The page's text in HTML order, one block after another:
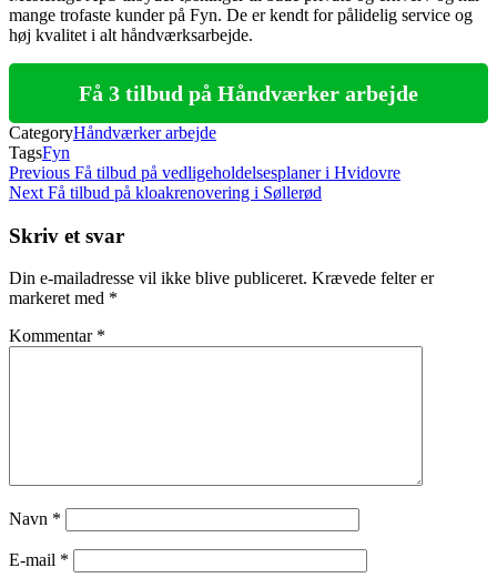
mange trofaste kunder på Fyn. De er kendt for pålidelig service og
høj kvalitet i alt håndværksarbejde.
Få 3 tilbud på Håndværker arbejde
CategoryHåndværker arbejde
TagsFyn
Indlægsnavigation
Previous
Post
Previous Få tilbud på vedligeholdelsesplaner i Hvidovre
Next
Next Få tilbud på kloakrenovering i Søllerød
Skriv et svar
Din e-mailadresse vil ikke blive publiceret. Krævede felter er
markeret med *
Kommentar *
Navn *
E-mail *